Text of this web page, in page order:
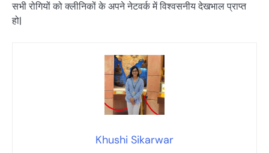
सभी रोगियों को क्लीनिकों के अपने नेटवर्क में विश्वसनीय देखभाल प्राप्त
हो|
Khushi Sikarwar